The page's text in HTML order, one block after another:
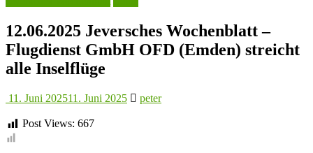
12.06.2025 Jeversches Wochenblatt –
Flugdienst GmbH OFD (Emden) streicht
alle Inselflüge
11. Juni 202511. Juni 2025 peter
Post Views: 667